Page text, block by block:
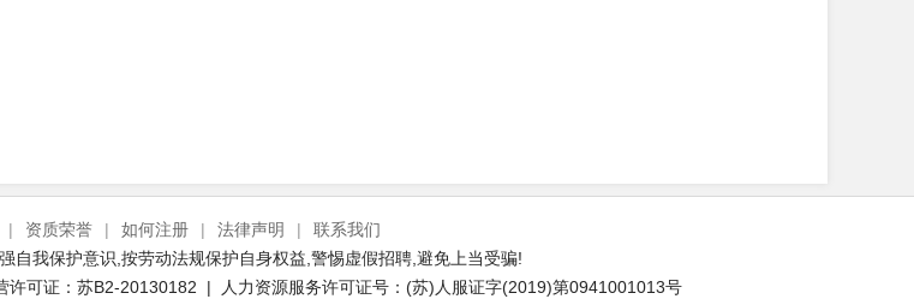
| 资质荣誉 | 如何注册 | 法律声明 |
联系我们
自我保护意识,按劳动法规保护自身权益,警惕虚假招聘,避免上当受骗!
许可证：苏B2-20130182 | 人力资源服务许可证号：(苏)人服证字(2019)第0941001013号